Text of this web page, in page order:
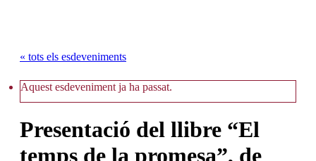
« tots els esdeveniments
Aquest esdeveniment ja ha passat.
Presentació del llibre “El
temps de la promesa”, de